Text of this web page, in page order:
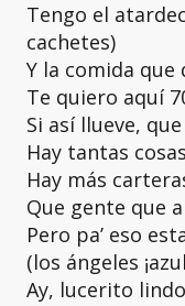
Tengo el
cachetes)
Y la comida que
Te quiero aquí
Si así llueve,
Hay tantas
Hay más
Que gente que
Pero pa’ eso
(los ángeles
Ay, lucerito